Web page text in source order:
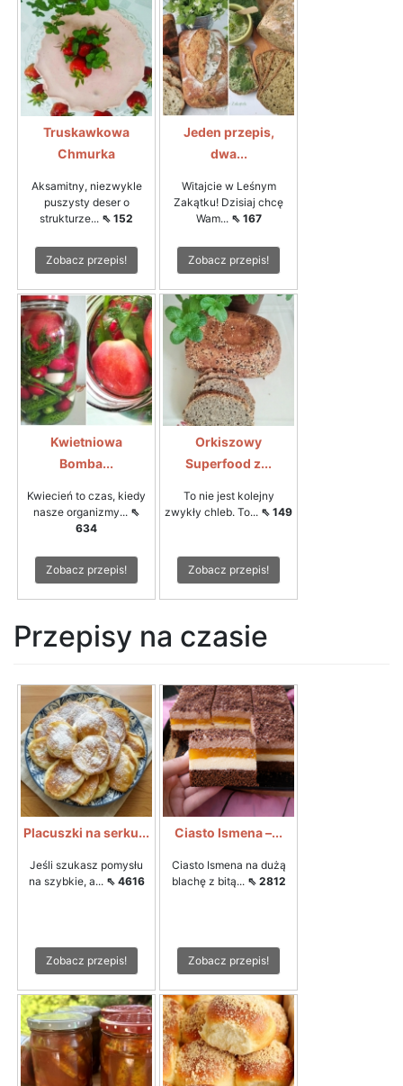
Truskawkowa
Chmurka
Aksamitny, niezwykle
puszysty deser o
strukturze... ⇖ 152
Zobacz przepis!
Jeden przepis,
dwa...
Witajcie w Leśnym
Zakątku! Dzisiaj chcę
Wam... ⇖ 167
Zobacz przepis!
Kwietniowa
Bomba...
Kwiecień to czas, kiedy
nasze organizmy... ⇖
634
Zobacz przepis!
Orkiszowy
Superfood z...
To nie jest kolejny
zwykły chleb. To... ⇖ 149
Zobacz przepis!
Przepisy na czasie
Placuszki na serku...
Jeśli szukasz pomysłu
na szybkie, a... ⇖ 4616
Zobacz przepis!
Ciasto Ismena –...
Ciasto Ismena na dużą
blachę z bitą... ⇖ 2812
Zobacz przepis!